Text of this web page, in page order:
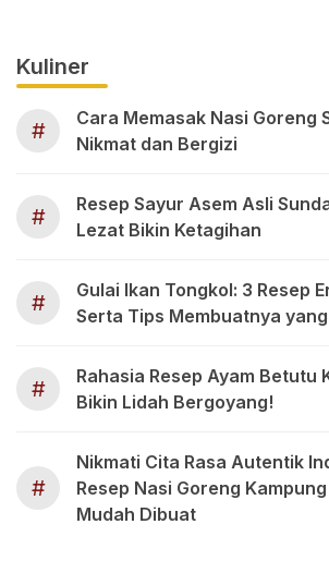
Kuliner
#
Cara Memasak Nasi Goreng
Nikmat dan Bergizi
#
Resep Sayur Asem Asli
Lezat Bikin Ketagihan
#
Gulai Ikan Tongkol: 3 Resep
Serta Tips Membuatnya
#
Rahasia Resep Ayam Betutu
Bikin Lidah Bergoyang!
#
Nikmati Cita Rasa Autentik
Resep Nasi Goreng
Mudah Dibuat